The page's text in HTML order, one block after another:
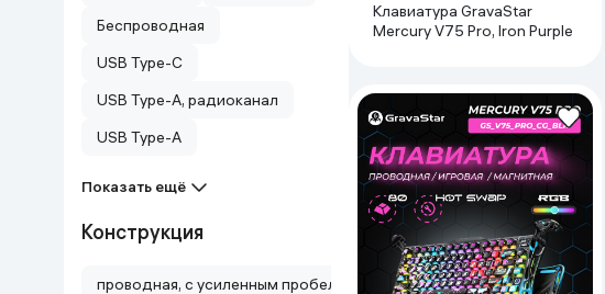
Одежда и Обувь
Беспроводная
USB Type-C
USB Type-A, радиоканал
USB Type-A
Показать ещё
Конструкция
проводная, с усиленным пробелом и парящими клавишами
Клавиатура GravaStar
Mercury V75 Pro, Iron Purple